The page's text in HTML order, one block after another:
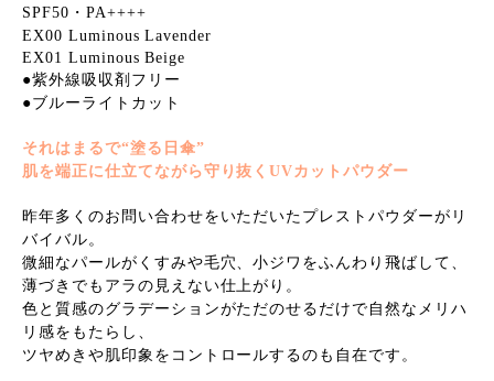
SPF50・PA++++
EX00 Luminous Lavender
EX01 Luminous Beige
●紫外線吸収剤フリー
●ブルーライトカット
それはまるで“塗る日傘”
肌を端正に仕立てながら守り抜くUVカットパウダー
昨年多くのお問い合わせをいただいたプレストパウダーがリ
バイバル。
微細なパールがくすみや毛穴、小ジワをふんわり飛ばして、
薄づきでもアラの見えない仕上がり。
色と質感のグラデーションがただのせるだけで自然なメリハ
リ感をもたらし、
ツヤめきや肌印象をコントロールするのも自在です。